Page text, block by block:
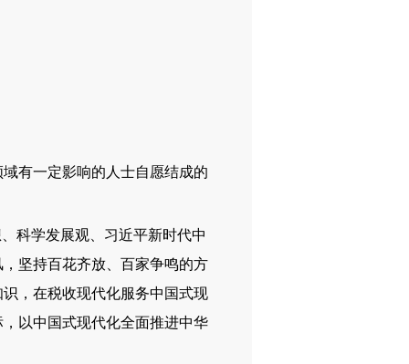
有一定影响的人士自愿结成的
科学发展观、习近平新时代中
坚持百花齐放、百家争鸣的方
，在税收现代化服务中国式现
以中国式现代化全面推进中华